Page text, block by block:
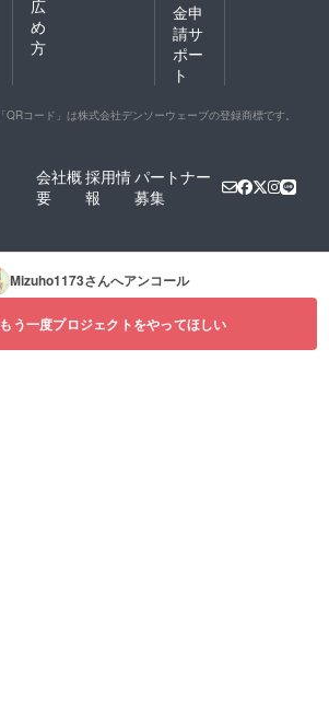
広
め
方
金申
請サ
ポー
ト
「QRコード」は株式会社デンソーウェーブの登録商標です。
会社概
要
採用情
報
パートナー
募集
Mizuho1173さんへアンコール
もう一度プロジェクトをやってほしい